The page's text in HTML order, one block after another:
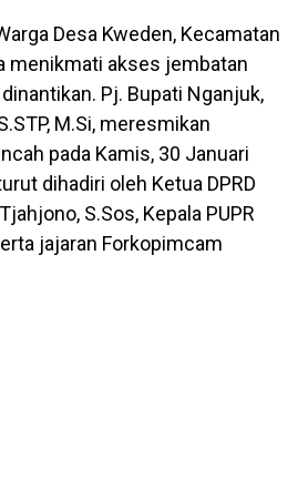
Desa Kweden, Kecamatan
menikmati akses jembatan
Pj. Bupati Nganjuk,
M.Si, meresmikan
pada Kamis, 30 Januari
dihadiri oleh Ketua DPRD
S.Sos, Kepala PUPR
jajaran Forkopimcam